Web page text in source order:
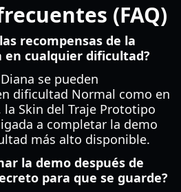
(FAQ)
recompensas de la
en cualquier dificultad?
se pueden
dificultad Normal como en
Skin del Traje Prototipo
a completar la demo
más alto disponible.
la demo después de
para que se guarde?